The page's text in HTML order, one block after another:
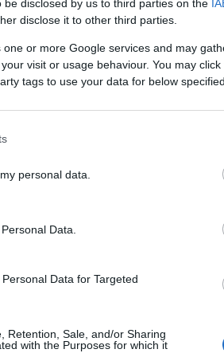
disclosed by us to third parties on the
disclose it to other third parties.
or more Google services and may
visit or usage behaviour. You may
tags to use your data for below
personal data.
Data.
Data for Targeted
Retention, Sale, and/or Sharing
with the Purposes for which it
fejlesztés
az elmúlt évben iparági
hogy a zsidó állam
hogy pénzt és
ösztönözze a
szükséges infrastruktúrát és
a „másodrendű”
és Svájccal együtt, amelyek
intelligencia
mellett.
Izraelben már